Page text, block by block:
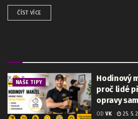
ČÍST VÍCE
NAŠE TIPY
Hodinový
proč lidé
opravy
OD VK 25. 5.